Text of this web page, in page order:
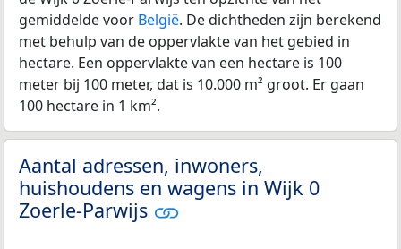
gemiddelde voor België. De dichtheden zijn berekend
met behulp van de oppervlakte van het gebied in
hectare. Een oppervlakte van een hectare is 100
meter bij 100 meter, dat is 10.000 m² groot. Er gaan
100 hectare in 1 km².
Aantal adressen, inwoners,
huishoudens en wagens in Wijk 0
Zoerle-Parwijs